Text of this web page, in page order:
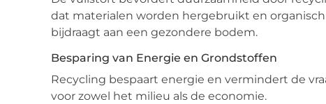
dat materialen worden hergebruikt en
bijdraagt aan een gezondere bodem.
Besparing van Energie en Grondstoffen
Recycling bespaart energie en vermindert de
voor zowel het milieu als de economie.